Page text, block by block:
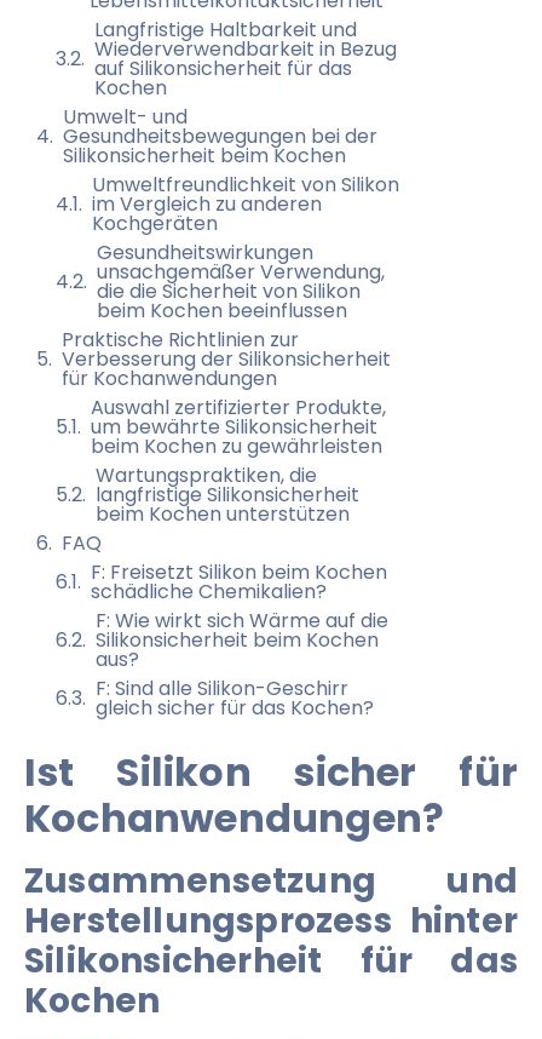
Langfristige Haltbarkeit und
Wiederverwendbarkeit in Bezug
auf Silikonsicherheit für das
Kochen
Umwelt- und
Gesundheitsbewegungen bei der
Silikonsicherheit beim Kochen
Umweltfreundlichkeit von Silikon
im Vergleich zu anderen
Kochgeräten
Gesundheitswirkungen
unsachgemäßer Verwendung,
die die Sicherheit von Silikon
beim Kochen beeinflussen
Praktische Richtlinien zur
Verbesserung der Silikonsicherheit
für Kochanwendungen
Auswahl zertifizierter Produkte,
um bewährte Silikonsicherheit
beim Kochen zu gewährleisten
Wartungspraktiken, die
langfristige Silikonsicherheit
beim Kochen unterstützen
FAQ
F: Freisetzt Silikon beim Kochen
schädliche Chemikalien?
F: Wie wirkt sich Wärme auf die
Silikonsicherheit beim Kochen
aus?
F: Sind alle Silikon-Geschirr
gleich sicher für das Kochen?
Ist Silikon sicher für
Kochanwendungen?
Zusammensetzung und
Herstellungsprozess hinter
Silikonsicherheit für das
Kochen